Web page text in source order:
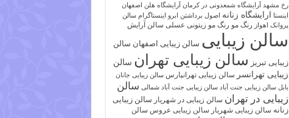
رخ مشهد
آرایشگاه شمعدونی در کرمان آرایشگاه هلن اصفهان
اینستا ارایشگاه زنانه اصول برداشتن ابرو
اینستاگرام سالن
پروانک اهواز
رنگ مو رنگ مو زیتونی عسلی سالن آرایش
سالن زیبایی سالن زیبایی اصفهان سالن
زیبایی تبریز سالن زیبایی تهران سالن
زیبایی تهرانسر سالن زیبایی تهرانپارس سالن زیبایی جانان
بابل سالن زیبایی جنت آباد سالن زیبایی جنت آباد شمالی سالن
زیبایی در تهران سالن زیبایی در شهریار سالن زیبایی
زنانه سالن زیبایی شهریار سالن زیبایی عروس سالن